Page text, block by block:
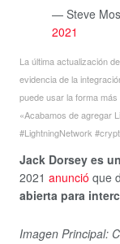
— Steve
2021
La última actualización
evidencia de la
puede usar la forma
«Acabamos de agregar
#LightningNetwork
Jack Dorsey es
2021 anunció que
abierta para
Imagen Principal: